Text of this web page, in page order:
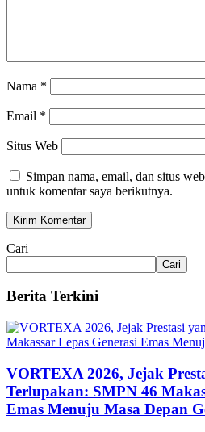
Nama *
Email *
Situs Web
Simpan nama, email, dan situs
untuk komentar saya berikutnya.
Cari
Cari
Berita Terkini
VORTEXA 2026, Jejak
Terlupakan: SMPN 46
Emas Menuju Masa Depan